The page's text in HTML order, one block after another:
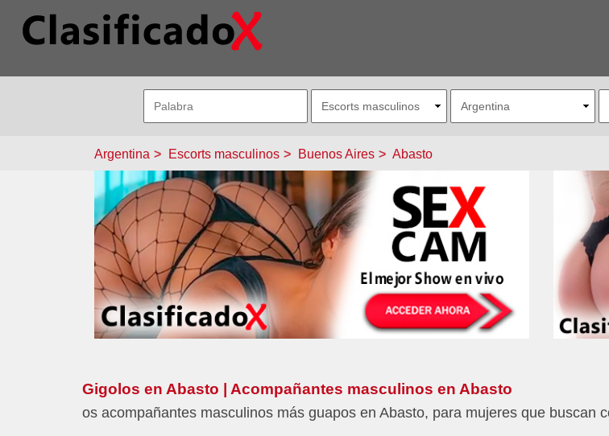
Argentina Escorts masculinos Buenos Aires Abasto
Gigolos en Abasto | Acompañantes masculinos en Abasto
os acompañantes masculinos más guapos en Abasto, para mujeres que buscan